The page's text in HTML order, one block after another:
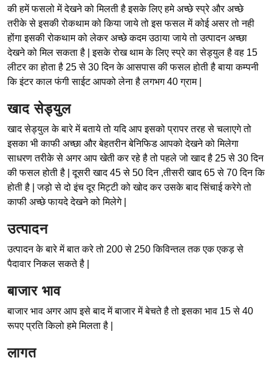
की हमें फसलो में देखने को मिलती है इसके लिए हमे अच्छे स्प्रे और अच्छे
तरीके से इसकी रोकथाम को किया जाये तो इस फसल में कोई असर तो नही
होंगा इसकी रोकथाम को लेकर अच्छे कदम उठाया जाये तो उत्पादन अच्छा
देखने को मिल सकता है | इसके रोख थाम के लिए स्प्रे का सेड्युल है वह 15
लीटर का होता है 25 से 30 दिन के आसपास की फसल होती है बाया कम्पनी
कि इंटर काल फंगी साईट आपको लेना है लगभग 40 ग्राम |
खाद सेड्युल
खाद सेड्युल के बारे में बताये तो यदि आप इसको प्रापर तरह से चलाएगे तो
इसका भी काफी अच्छा और बेहतरीन बेनिफिड आपको देखने को मिलेगा
साधरण तरीके से अगर आप खेती कर रहे है तो पहले जो खाद है 25 से 30 दिन
की फसल होती है | दूसरी खाद 45 से 50 दिन ,तीसरी खाद 65 से 70 दिन कि
होती है | जड़ो से दो इंच दूर मिट्टी को खोद कर उसके बाद सिंचाई करेगे तो
काफी अच्छे फायदे देखने को मिलेगे |
उत्पादन
उत्पादन के बारे में बात करे तो 200 से 250 किविन्तल तक एक एकड़ से
पैदावार निकल सकते है |
बाजार भाव
बाजार भाव अगर आप इसे बाद में बाजार में बेचते है तो इसका भाव 15 से 40
रूपए प्रति किलो हमे मिलता है |
लागत